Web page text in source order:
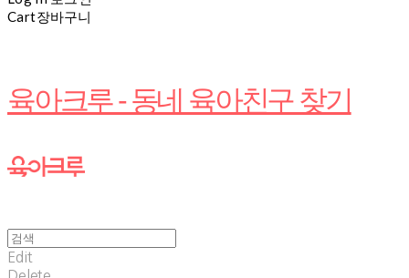
Cart장바구니
육아크루 - 동네 육아친구 찾기
Edit